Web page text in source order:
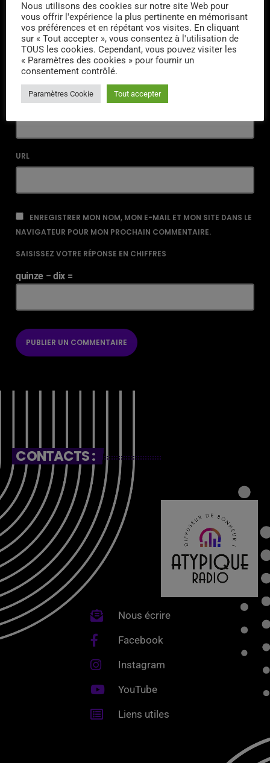
NOM*
EMAIL*
URL
ENREGISTRER MON NOM, MON E-MAIL ET MON SITE DANS LE
NAVIGATEUR POUR MON PROCHAIN COMMENTAIRE.
SAISISSEZ VOTRE RÉPONSE EN CHIFFRES
quinze − dix =
CONTACTS :
Nous écrire
Facebook
Instagram
YouTube
Liens utiles
Nous utilisons des cookies sur notre site Web pour
vous offrir l'expérience la plus pertinente en mémorisant
vos préférences et en répétant vos visites. En cliquant
sur « Tout accepter », vous consentez à l'utilisation de
TOUS les cookies. Cependant, vous pouvez visiter les
« Paramètres des cookies » pour fournir un
consentement contrôlé.
Paramètres Cookie Tout accepter